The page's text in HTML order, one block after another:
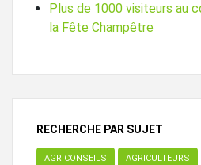
Plus de 1000 visiteurs au
la Fête Champêtre
RECHERCHE PAR SUJET
AGRICONSEILS AGRICULTEURS